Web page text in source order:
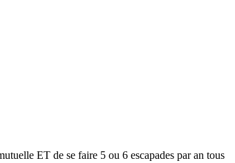
ET de se faire 5 ou 6 escapades par an tous